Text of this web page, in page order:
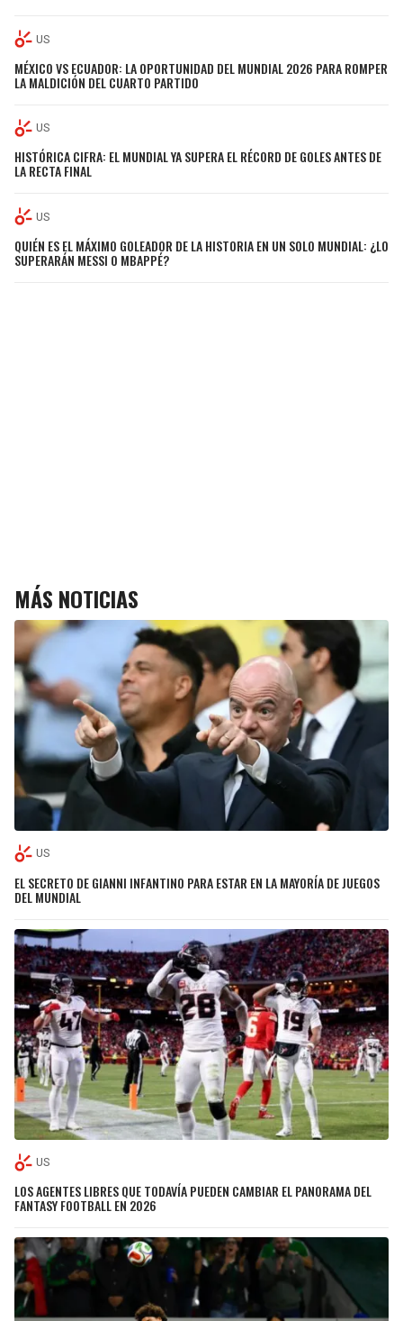
US
MÉXICO VS ECUADOR: LA OPORTUNIDAD DEL MUNDIAL 2026 PARA ROMPER
LA MALDICIÓN DEL CUARTO PARTIDO
US
HISTÓRICA CIFRA: EL MUNDIAL YA SUPERA EL RÉCORD DE GOLES ANTES DE
LA RECTA FINAL
US
QUIÉN ES EL MÁXIMO GOLEADOR DE LA HISTORIA EN UN SOLO MUNDIAL: ¿LO
SUPERARÁN MESSI O MBAPPÉ?
MÁS NOTICIAS
US
EL SECRETO DE GIANNI INFANTINO PARA ESTAR EN LA MAYORÍA DE JUEGOS
DEL MUNDIAL
US
LOS AGENTES LIBRES QUE TODAVÍA PUEDEN CAMBIAR EL PANORAMA DEL
FANTASY FOOTBALL EN 2026